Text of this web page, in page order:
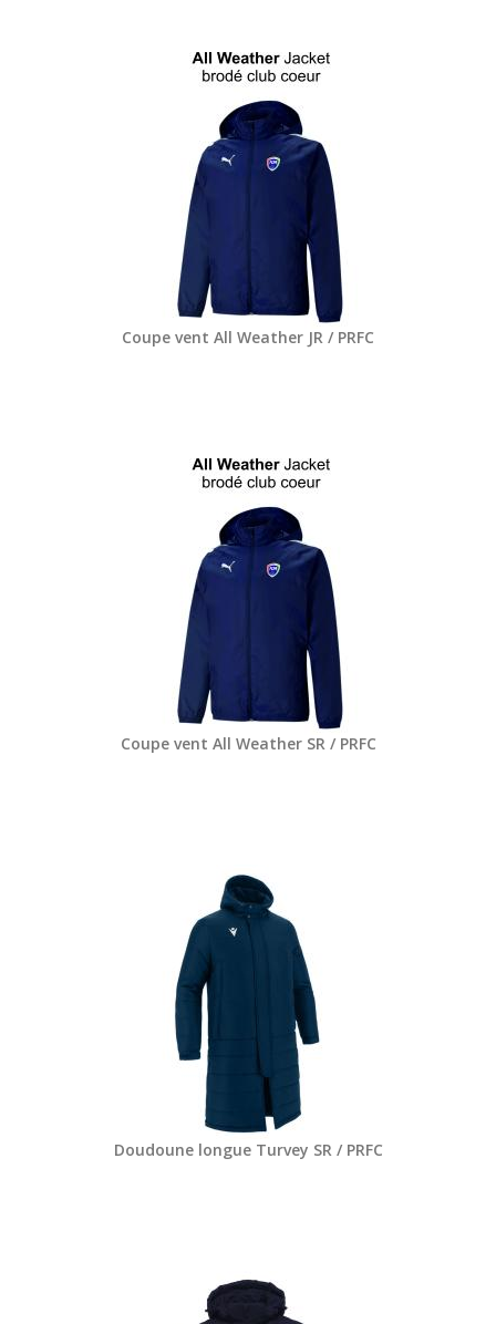
Coupe vent All Weather JR / PRFC
Coupe vent All Weather SR / PRFC
Doudoune longue Turvey SR / PRFC